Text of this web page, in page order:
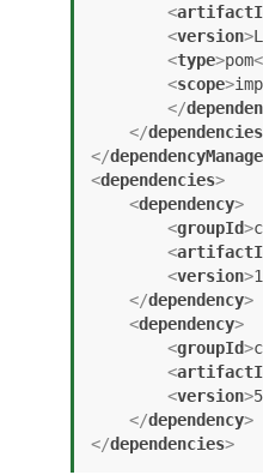
<
<version>
<type>pom
<scope>
</
</dependencies
</
<dependencies>
<dependency>
<groupId>
<
<version>
</dependency>
<dependency>
<groupId>
<
<version>
</dependency>
</dependencies>